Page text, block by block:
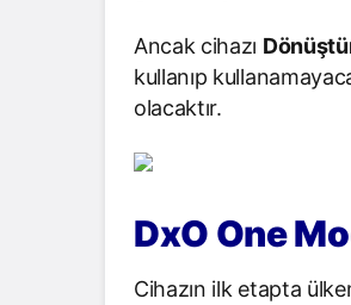
Ancak cihazı
kullanıp
olacaktır.
DxO One
Cihazın ilk etapta